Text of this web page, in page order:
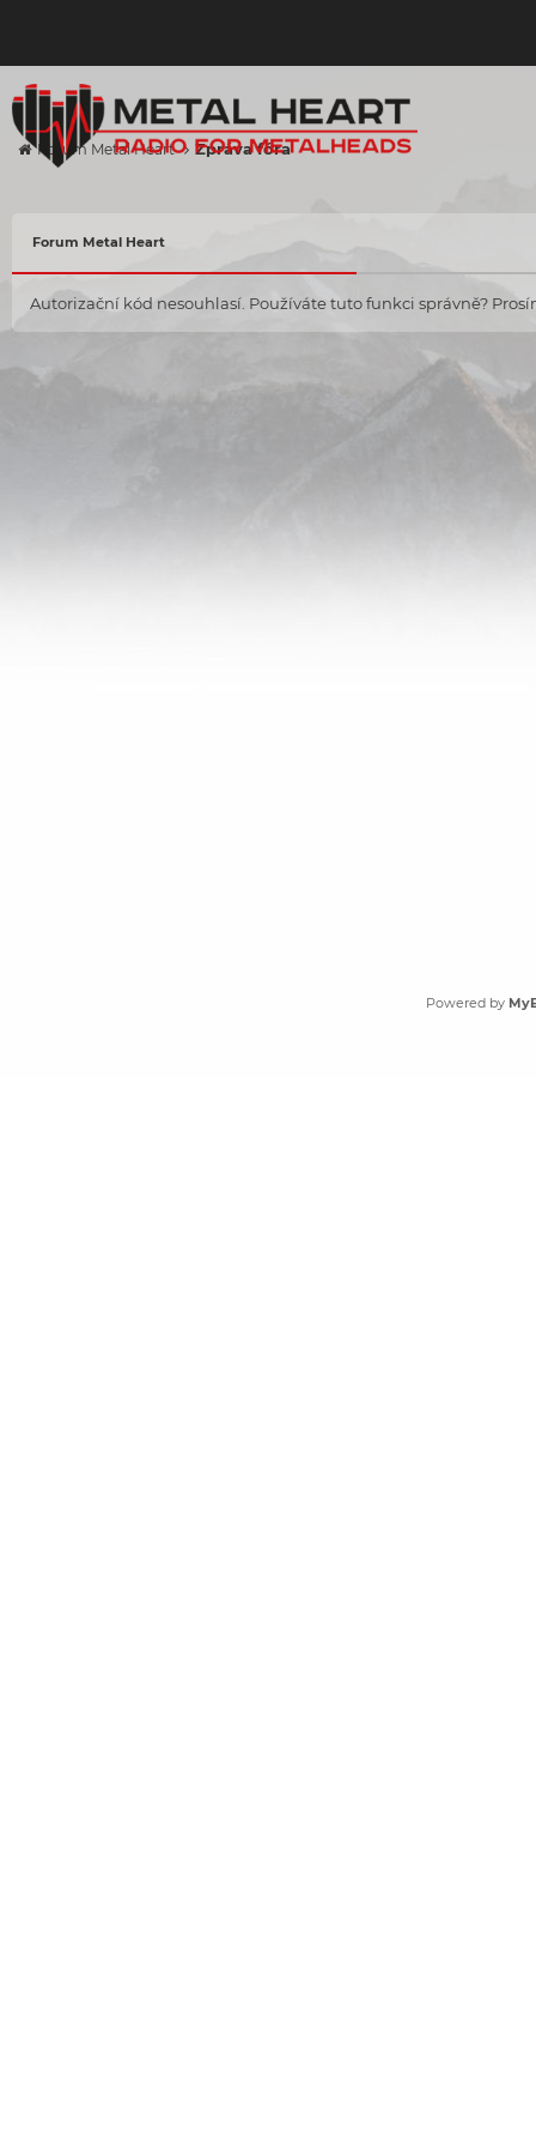
Forum Metal Heart Zpráva fóra
Forum Metal Heart
Autorizační kód nesouhlasí. Používáte tuto funkci správně?
Powered by